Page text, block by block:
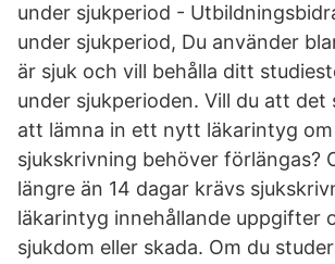
under sjukperiod -
under sjukperiod, Du använder
är sjuk och vill behålla ditt
under sjukperioden. Vill du att det
att lämna in ett nytt läkarintyg
sjukskrivning behöver förlängas?
längre än 14 dagar krävs
läkarintyg innehållande uppgifter
sjukdom eller skada. Om du